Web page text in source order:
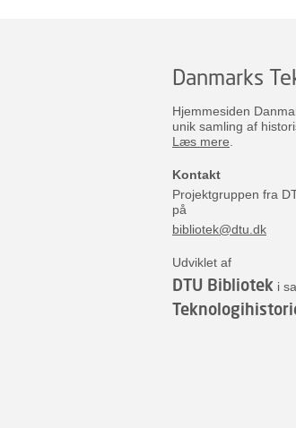
Danmarks
Hjemmesiden
unik samling af
Læs mere
Kontakt
Projektgruppen fra
på
bibliotek@dtu.dk
Udviklet af
DTU Bibliotek i